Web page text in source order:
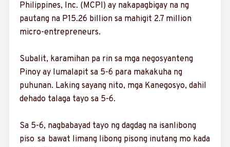
Philippines, Inc. (MCPI) ay nakapagbigay na ng
pautang na P15.26 billion sa mahigit 2.7 million
micro-entrepreneurs.
Subalit, karamihan pa rin sa mga negosyanteng
Pinoy ay lumalapit sa 5-6 para makakuha ng
puhunan. Laking sayang nito, mga Kanegosyo, dahil
dehado talaga tayo sa 5-6.
Sa 5-6, nagbabayad tayo ng dagdag na isanlibong
piso sa bawat limang libong pisong inutang mo kada